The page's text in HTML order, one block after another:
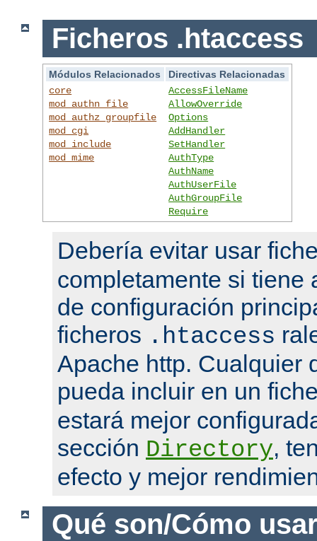
Ficheros .htaccess
Módulos Relacionados
Directivas Relacionadas
core
mod_authn_file
mod_authz_groupfile
mod_cgi
mod_include
mod_mime
AccessFileName
AllowOverride
Options
AddHandler
SetHandler
AuthType
AuthName
AuthUserFile
AuthGroupFile
Require
Debería evitar usar
completamente si tiene
de configuración
ficheros .htaccess
Apache http. Cualquier
pueda incluir en un
estará mejor
sección Directory,
efecto y mejor
Qué son/Cómo